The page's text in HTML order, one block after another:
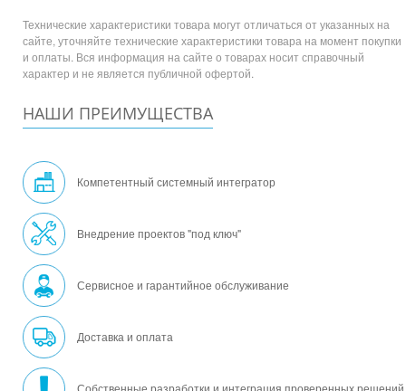
Технические характеристики товара могут отличаться от указанных на
сайте, уточняйте технические характеристики товара на момент покупки
и оплаты. Вся информация на сайте о товарах носит справочный
характер и не является публичной офертой.
НАШИ ПРЕИМУЩЕСТВА
Компетентный системный интегратор
Внедрение проектов "под ключ"
Сервисное и гарантийное обслуживание
Доставка и оплата